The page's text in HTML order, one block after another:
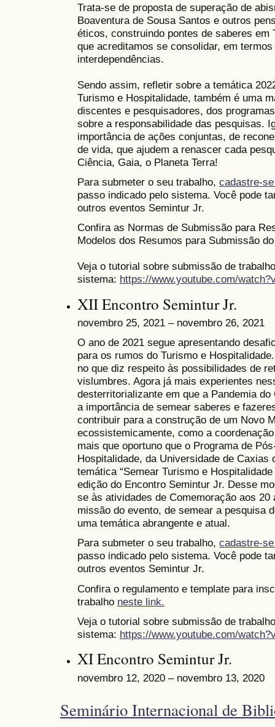
Trata-se de proposta de superação de
Boaventura de Sousa Santos e outros
éticos, construindo pontes de saberes em
que acreditamos se consolidar, em
interdependências.
Sendo assim, refletir sobre a temática
Turismo e Hospitalidade, também é uma
discentes e pesquisadores, dos
sobre a responsabilidade das pesquisas.
importância de ações conjuntas, de
de vida, que ajudem a renascer cada
Ciência, Gaia, o Planeta Terra!
Para submeter o seu trabalho, cadastre-
passo indicado pelo sistema. Você pode
outros eventos Semintur Jr.
Confira as Normas de Submissão para
Modelos dos Resumos para Submissão
Veja o tutorial sobre submissão de
sistema: https://www.youtube.com/
XII Encontro Semintur Jr.
novembro 25, 2021 – novembro 26, 2021
O ano de 2021 segue apresentando
para os rumos do Turismo e
no que diz respeito às possibilidades de
vislumbres. Agora já mais experientes
desterritorializante em que a Pandemia
a importância de semear saberes e
contribuir para a construção de um Novo
ecossistemicamente, como a
mais que oportuno que o Programa de
Hospitalidade, da Universidade de Caxias
temática “Semear Turismo e
edição do Encontro Semintur Jr. Desse
se às atividades de Comemoração aos
missão do evento, de semear a pesquisa
uma temática abrangente e atual.
Para submeter o seu trabalho, cadastre-
passo indicado pelo sistema. Você pode
outros eventos Semintur Jr.
Confira o regulamento e template para
trabalho neste link.
Veja o tutorial sobre submissão de
sistema: https://www.youtube.com/
XI Encontro Semintur Jr.
novembro 12, 2020 – novembro 13, 2020
Seminário Internacional de